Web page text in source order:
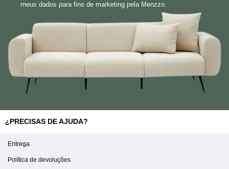
meus dados para fins de marketing pela Menzzo.
¿PRECISAS DE AJUDA?
Entrega
Política de devoluções